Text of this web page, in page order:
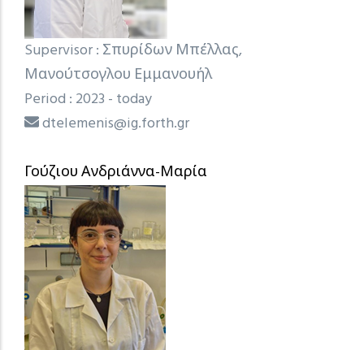
Supervisor : Σπυρίδων Μπέλλας,
Μανούτσογλου Εμμανουήλ
Period : 2023 - today
dtelemenis@ig.forth.gr
Γούζιου Ανδριάννα-Μαρία